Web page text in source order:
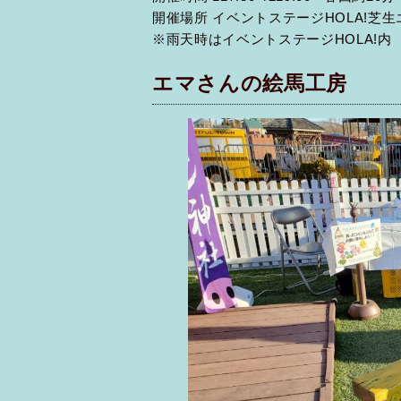
開催場所 イベントステージHOLA!芝生
※雨天時はイベントステージHOLA!内
エマさんの絵馬工房